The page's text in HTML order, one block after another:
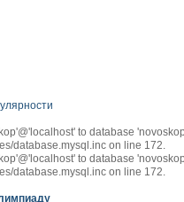
to database
database.mysql.inc on line 172.
to database
database.mysql.inc on line 172.